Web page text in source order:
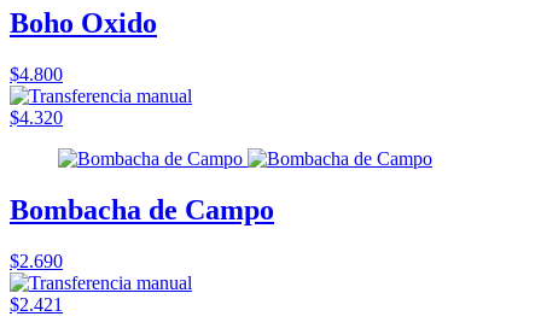
Boho Oxido
$4.800
$4.320
Bombacha de Campo
$2.690
$2.421